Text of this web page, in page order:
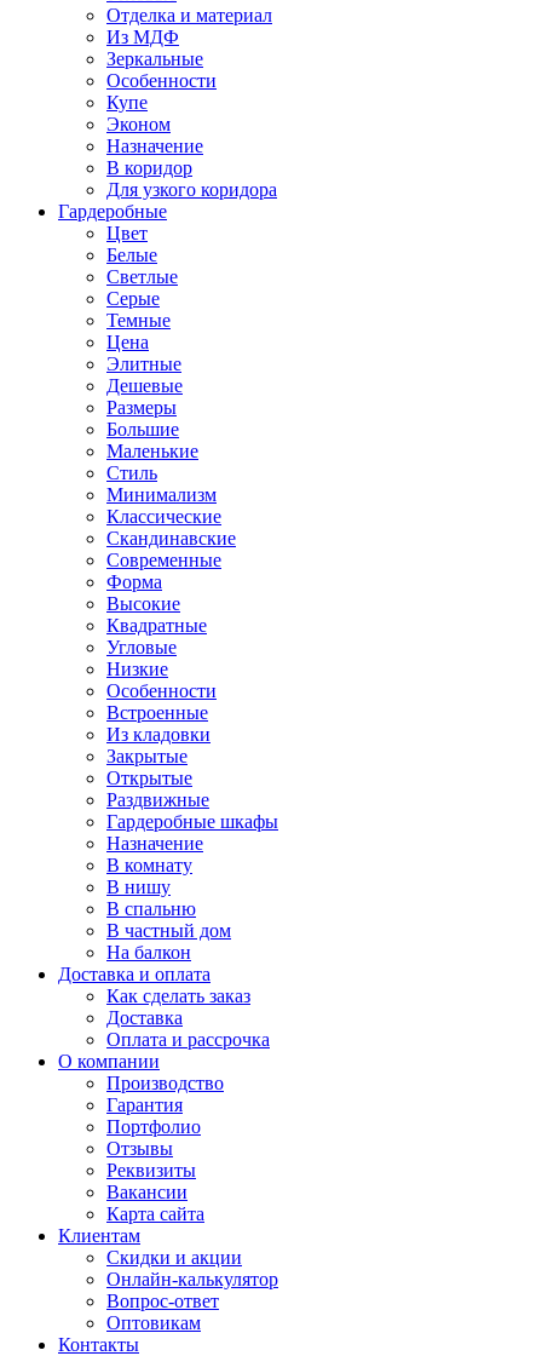
Отделка и материал
Из МДФ
Зеркальные
Особенности
Купе
Эконом
Назначение
В коридор
Для узкого коридора
Гардеробные
Цвет
Белые
Светлые
Серые
Темные
Цена
Элитные
Дешевые
Размеры
Большие
Маленькие
Стиль
Минимализм
Классические
Скандинавские
Современные
Форма
Высокие
Квадратные
Угловые
Низкие
Особенности
Встроенные
Из кладовки
Закрытые
Открытые
Раздвижные
Гардеробные шкафы
Назначение
В комнату
В нишу
В спальню
В частный дом
На балкон
Доставка и оплата
Как сделать заказ
Доставка
Оплата и рассрочка
О компании
Производство
Гарантия
Портфолио
Отзывы
Реквизиты
Вакансии
Карта сайта
Клиентам
Скидки и акции
Онлайн-калькулятор
Вопрос-ответ
Оптовикам
Контакты